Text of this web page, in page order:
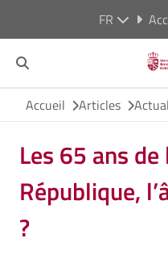
FR
Accueil Articles
Les 65 ans
République,
?